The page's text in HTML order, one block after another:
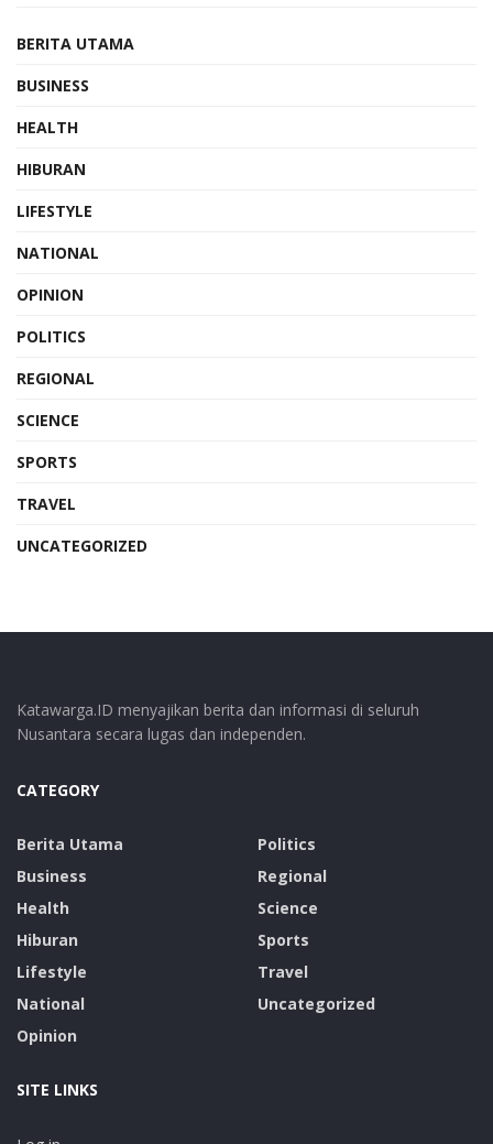
BERITA UTAMA
BUSINESS
HEALTH
HIBURAN
LIFESTYLE
NATIONAL
OPINION
POLITICS
REGIONAL
SCIENCE
SPORTS
TRAVEL
UNCATEGORIZED
Katawarga.ID menyajikan berita dan informasi di seluruh
Nusantara secara lugas dan independen.
CATEGORY
Berita Utama
Business
Health
Hiburan
Lifestyle
National
Opinion
Politics
Regional
Science
Sports
Travel
Uncategorized
SITE LINKS